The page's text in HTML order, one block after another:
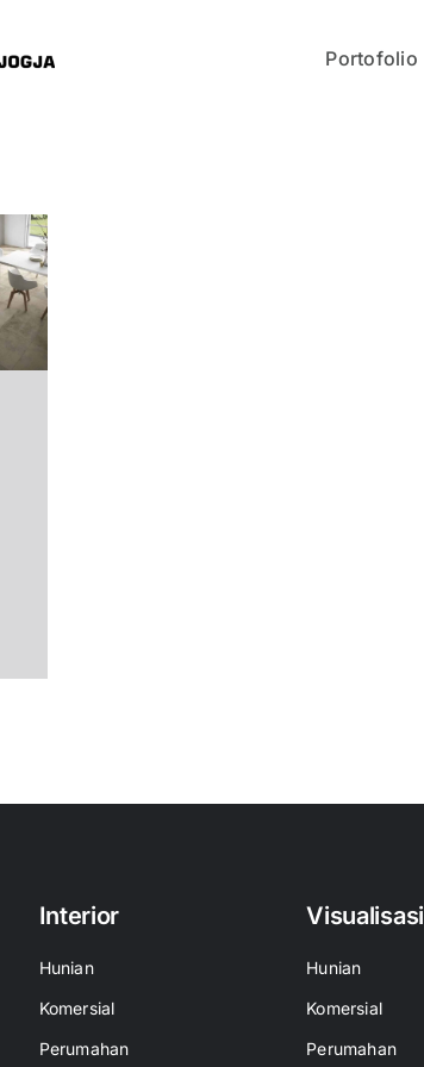
Portofolio
Interior
Hunian
Komersial
Perumahan
Visualisasi
Hunian
Komersial
Perumahan